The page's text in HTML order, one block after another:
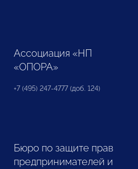
Ассоциация «НП
«ОПОРА»
+7 (495) 247-4777 (доб. 124)
Бюро по защите прав
предпринимателей и